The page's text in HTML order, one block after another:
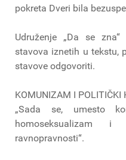
pokreta Dveri bila
Udruženje „Da se
stavova iznetih u tekstu,
stavove odgovoriti.
KOMUNIZAM I POLITIČKI
„Sada se, umesto
ravnopravnosti“.